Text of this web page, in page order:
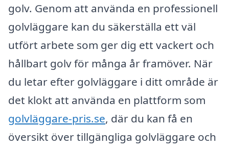
golv. Genom att använda en professionell
golvläggare kan du säkerställa ett väl
utfört arbete som ger dig ett vackert och
hållbart golv för många år framöver. När
du letar efter golvläggare i ditt område är
det klokt att använda en plattform som
golvläggare-pris.se, där du kan få en
översikt över tillgängliga golvläggare och